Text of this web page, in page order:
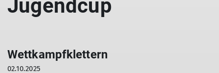
Jugendcup
Wettkampfklettern
02.10.2025